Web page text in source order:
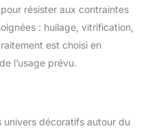
résister aux contraintes
: huilage, vitrification,
est choisi en
l’usage prévu.
univers décoratifs autour du